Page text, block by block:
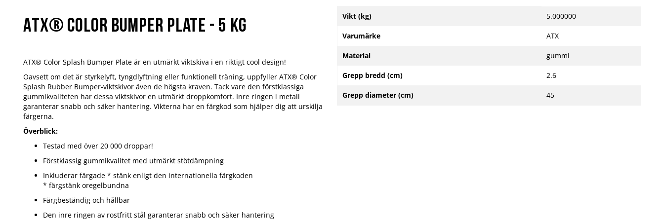
ATX® Color Bumper Plate - 5 kg
ATX® Color Splash Bumper Plate är en utmärkt viktskiva i en riktigt cool design!
Oavsett om det är styrkelyft, tyngdlyftning eller funktionell träning, uppfyller ATX® Color
Splash Rubber Bumper-viktskivor även de högsta kraven. Tack vare den förstklassiga
gummikvaliteten har dessa viktskivor en utmärkt droppkomfort. Inre ringen i metall
garanterar snabb och säker hantering. Vikterna har en färgkod som hjälper dig att urskilja
färgerna.
Överblick:
Testad med över 20 000 droppar!
Förstklassig gummikvalitet med utmärkt stötdämpning
Inkluderar färgade * stänk enligt den internationella färgkoden
* färgstänk oregelbundna
Färgbeständig och hållbar
Den inre ringen av rostfritt stål garanterar snabb och säker hantering
information
Vikt (kg) 5.000000
Varumärke ATX
Material gummi
Grepp bredd (cm) 2.6
Grepp diameter (cm) 45